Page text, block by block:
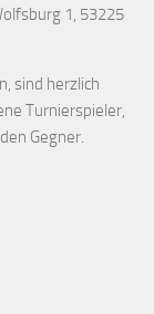
1, 53225
sind herzlich
Turnierspieler,
Gegner.